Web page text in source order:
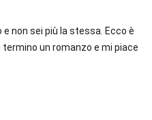
non sei più la stessa. Ecco è
un romanzo e mi piace